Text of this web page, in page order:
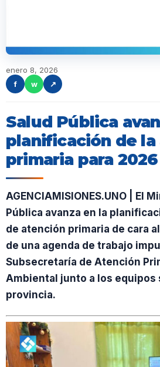
enero 8, 2026
f
w ↗
Salud Pública
planificación de
primaria para 2026
AGENCIAMISIONES.UNO | El
Pública avanza en la
de atención primaria de cara
de una agenda de trabajo
Subsecretaría de Atención
Ambiental junto a los equipos
provincia.